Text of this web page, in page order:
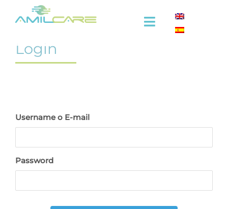
Toggle
Azienda
Settore ospitalità
Formazione
Login
Username o E-mail
Password